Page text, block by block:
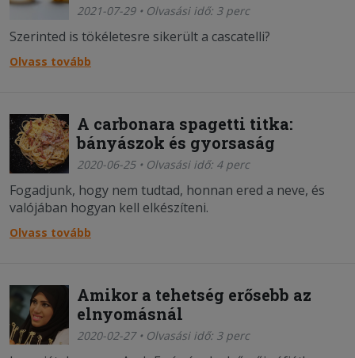
2021-07-29 • Olvasási idő: 3 perc
Szerinted is tökéletesre sikerült a cascatelli?
Olvass tovább
A carbonara spagetti titka:
bányászok és gyorsaság
2020-06-25 • Olvasási idő: 4 perc
Fogadjunk, hogy nem tudtad, honnan ered a neve, és
valójában hogyan kell elkészíteni.
Olvass tovább
Amikor a tehetség erősebb az
elnyomásnál
2020-02-27 • Olvasási idő: 3 perc